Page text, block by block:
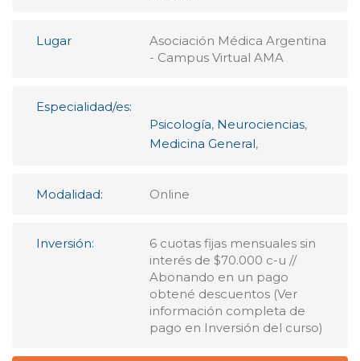
Lugar
Asociación Médica Argentina
- Campus Virtual AMA
Especialidad/es:
Psicología, Neurociencias,
Medicina General,
Modalidad: Online
Inversión:
6 cuotas fijas mensuales sin
interés de $70.000 c-u //
Abonando en un pago
obtené descuentos (Ver
información completa de
pago en Inversión del curso)